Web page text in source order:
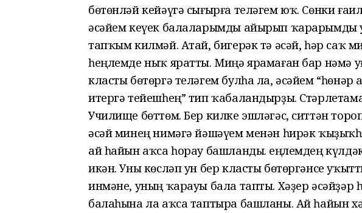
бөтөнләй кейәүгә сығырға теләгем юҡ. Сөнки
әсәйем кеүек балаларымды айырып ҡарарымды
тапҡым килмәй. Атай, бигерәк тә әсәй, һәр саҡ
һеңлемде ныҡ яратты. Миңә ярамаған бар нәмә
класты бөтөргә теләгем булһа ла, әсәйем “һөнәр
итергә тейешһең” тип ҡабаландырҙы.
Училище бөттөм. Бер килке эшләгәс, ситтән
әсәй минең нимәгә йәшәүем менән һирәк
ай һайын аҡса һорау башланды. Һеңлемдең
икән. Уны көсләп ун бер класты бөтөргәнсе
инмәне, уның ҡарауы бала тапты. Хәҙер әсәйҙәр
балаһына ла аҡса таптыра башланы. Ай һайын